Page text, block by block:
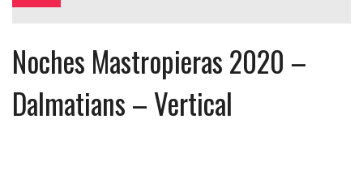
HISTORIAS
Noches Mastropieras 2020 –
Dalmatians – Vertical